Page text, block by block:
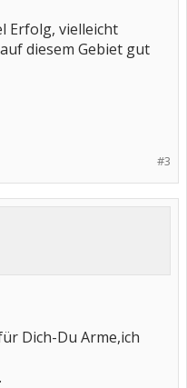
Erfolg, vielleicht
diesem Gebiet gut
#3
Dich-Du Arme,ich
.